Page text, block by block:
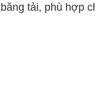
tải, phù hợp